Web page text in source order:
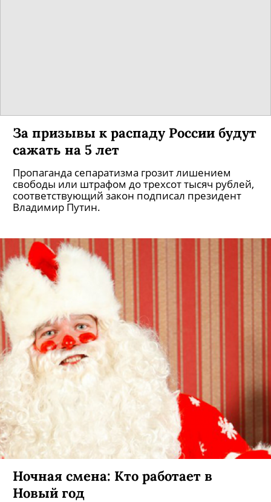
За призывы к распаду России будут
сажать на 5 лет
Пропаганда сепаратизма грозит лишением
свободы или штрафом до трехсот тысяч рублей,
соответствующий закон подписал президент
Владимир Путин.
Ночная смена: Кто работает в
Новый год